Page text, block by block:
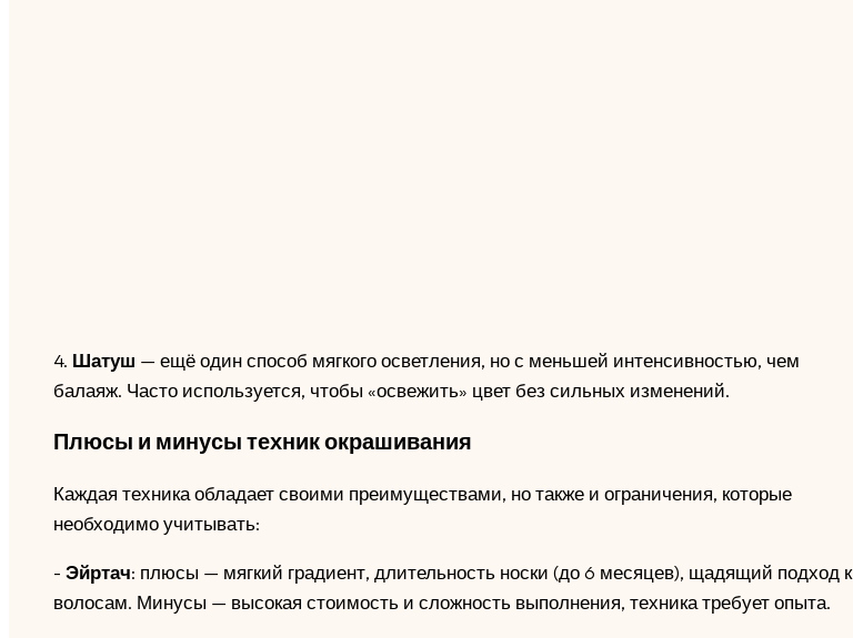
4. Шатуш — ещё один способ мягкого осветления, но с меньшей интенсивностью, чем
балаяж. Часто используется, чтобы «освежить» цвет без сильных изменений.
Плюсы и минусы техник окрашивания
Каждая техника обладает своими преимуществами, но также и ограничения, которые
необходимо учитывать:
- Эйртач: плюсы — мягкий градиент, длительность носки (до 6 месяцев), щадящий подход к
волосам. Минусы — высокая стоимость и сложность выполнения, техника требует опыта.